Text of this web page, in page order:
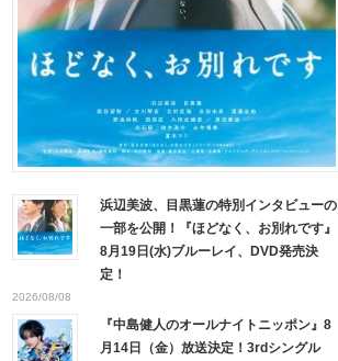
浜辺美波、目黒蓮の特別インタビューの
一部を公開！『ほどなく、お別れです』
8月19日(水)ブルーレイ、DVD発売決
定！
2026/08/08
『中島健人のオールナイトニッポン』8
月14日（金）放送決定！3rdシングル